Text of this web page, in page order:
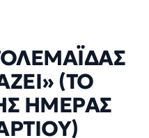
(ΤΟ
ΗΜΕΡΑΣ